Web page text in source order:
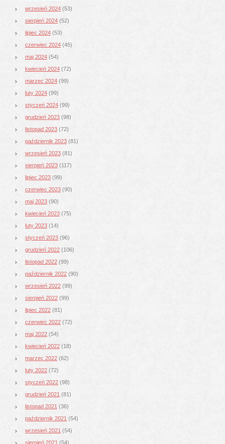
wrzesień 2024 (53)
sierpień 2024 (52)
lipiec 2024 (53)
czerwiec 2024 (45)
maj 2024 (54)
kwiecień 2024 (72)
marzec 2024 (99)
luty 2024 (99)
styczeń 2024 (99)
grudzień 2023 (98)
listopad 2023 (72)
październik 2023 (81)
wrzesień 2023 (81)
sierpień 2023 (117)
lipiec 2023 (99)
czerwiec 2023 (90)
maj 2023 (90)
kwiecień 2023 (75)
luty 2023 (14)
styczeń 2023 (96)
grudzień 2022 (106)
listopad 2022 (99)
październik 2022 (90)
wrzesień 2022 (99)
sierpień 2022 (99)
lipiec 2022 (81)
czerwiec 2022 (72)
maj 2022 (54)
kwiecień 2022 (18)
marzec 2022 (62)
luty 2022 (72)
styczeń 2022 (98)
grudzień 2021 (81)
listopad 2021 (36)
październik 2021 (54)
wrzesień 2021 (54)
sierpień 2021 (54)